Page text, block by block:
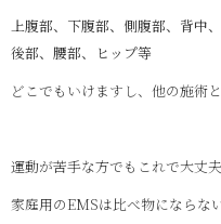
上腹部、下腹部、側腹部、背中
後部、腰部、ヒップ等
どこでもいけますし、他の施術
運動が苦手な方でもこれで大丈夫
家庭用のEMSは比べ物にならない